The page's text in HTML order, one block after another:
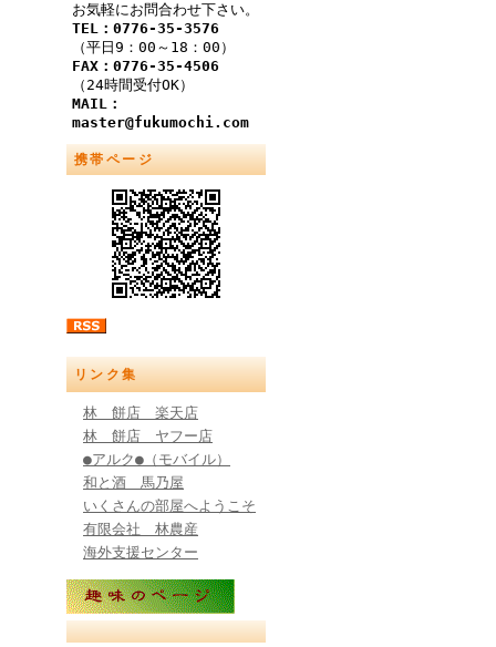
お気軽にお問合わせ下さい。
TEL：0776-35-3576
（平日9：00～18：00）
FAX：0776-35-4506
（24時間受付OK）
MAIL：
master@fukumochi.com
携帯ページ
リンク集
林 餅店 楽天店
林 餅店 ヤフー店
●アルク●（モバイル）
和と酒 馬乃屋
いくさんの部屋へようこそ
有限会社 林農産
海外支援センター